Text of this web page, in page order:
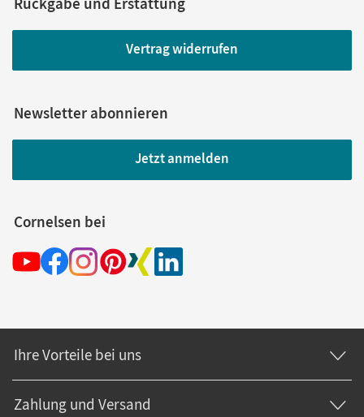
Vertrag widerrufen
Newsletter abonnieren
Jetzt anmelden
Cornelsen bei
Ihre Vorteile bei uns
Zahlung und Versand